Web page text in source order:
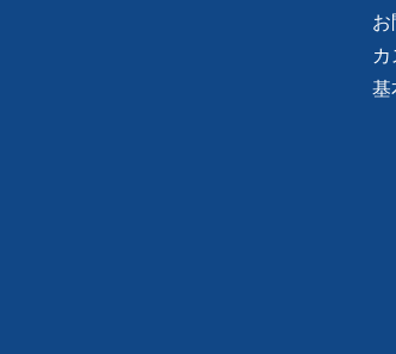
お
基